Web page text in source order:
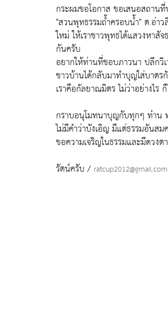
กระผมขอโอกาส ขอเสนอสถาน
"สวนพุทธรรมถ้ำครอบน้ำ" ต.อ่า
ใหม่ ให้เราชาวพุทธได้แสวงหา
กันครับ
อยากให้ท่านที่ชอบภาวนา ปลีกวิ
ชาวบ้านได้กลับมาทำบุญใส่บาต
เราคือกัลยาณมิตร ไม่ว่าอย่างไ
กราบอนุโมทนาบุญกับทุกๆ ท่่าน
ไม่มีคำว่าบังเอิญ มีแต่ธรรมอันส
ขอความเจริญในธรรมและมีดวง
รัตน์ครับ / ratcup2012@gmail.com